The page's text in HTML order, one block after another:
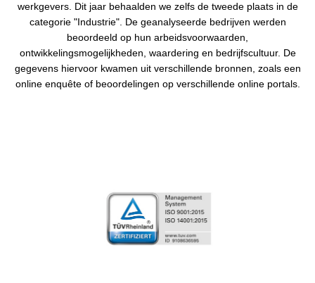
werkgevers. Dit jaar behaalden we zelfs de tweede plaats in de
categorie "Industrie". De geanalyseerde bedrijven werden
beoordeeld op hun arbeidsvoorwaarden,
ontwikkelingsmogelijkheden, waardering en bedrijfscultuur. De
gegevens hiervoor kwamen uit verschillende bronnen, zoals een
online enquête of beoordelingen op verschillende online portals.